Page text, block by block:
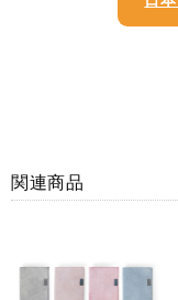
関連商品